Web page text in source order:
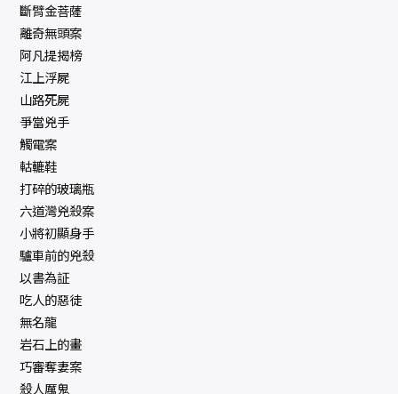
斷臂金菩薩
離奇無頭案
阿凡提揭榜
江上浮屍
山路死屍
爭當兇手
觸電案
軲轆鞋
打碎的玻璃瓶
六道灣兇殺案
小將初顯身手
驢車前的兇殺
以書為証
吃人的惡徒
無名龍
岩石上的畫
巧審奪妻案
殺人厲鬼